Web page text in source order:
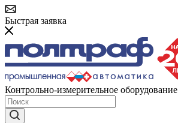
Быстрая заявка
Контрольно-измерительное оборудование